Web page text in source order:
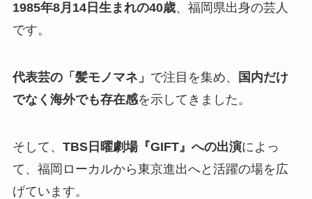
1985年8月14日生まれの40歳、福岡県出身の芸人
です。
代表芸の「髪モノマネ」 で注目を集め、
国内だけ
でなく海外でも存在感を示してきました。
そして、 TBS日曜劇場『GIFT』への出演によっ
て、福岡ローカルから東京進出へと活躍の場を広
げています。